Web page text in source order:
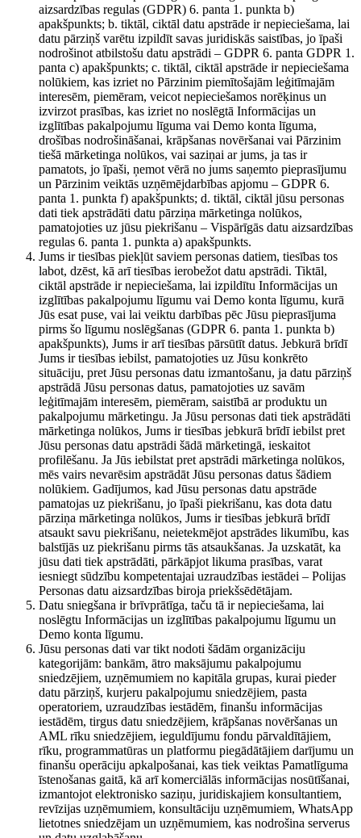
aizsardzības regulas (GDPR) 6. panta 1. punkta b)
apakšpunkts; b. tiktāl, ciktāl datu apstrāde ir nepieciešama, lai
datu pārziņš varētu izpildīt savas juridiskās saistības, jo īpaši
nodrošinot atbilstošu datu apstrādi – GDPR 6. panta GDPR 1.
panta c) apakšpunkts; c. tiktāl, ciktāl apstrāde ir nepieciešama
nolūkiem, kas izriet no Pārzinim piemītošajām leģitīmajām
interesēm, piemēram, veicot nepieciešamos norēķinus un
izvirzot prasības, kas izriet no noslēgtā Informācijas un
izglītības pakalpojumu līguma vai Demo konta līguma,
drošības nodrošināšanai, krāpšanas novēršanai vai Pārzinim
tiešā mārketinga nolūkos, vai saziņai ar jums, ja tas ir
pamatots, jo īpaši, ņemot vērā no jums saņemto pieprasījumu
un Pārzinim veiktās uzņēmējdarbības apjomu – GDPR 6.
panta 1. punkta f) apakšpunkts; d. tiktāl, ciktāl jūsu personas
dati tiek apstrādāti datu pārziņa mārketinga nolūkos,
pamatojoties uz jūsu piekrišanu – Vispārīgās datu aizsardzības
regulas 6. panta 1. punkta a) apakšpunkts.
Jums ir tiesības piekļūt saviem personas datiem, tiesības tos
labot, dzēst, kā arī tiesības ierobežot datu apstrādi. Tiktāl,
ciktāl apstrāde ir nepieciešama, lai izpildītu Informācijas un
izglītības pakalpojumu līgumu vai Demo konta līgumu, kurā
Jūs esat puse, vai lai veiktu darbības pēc Jūsu pieprasījuma
pirms šo līgumu noslēgšanas (GDPR 6. panta 1. punkta b)
apakšpunkts), Jums ir arī tiesības pārsūtīt datus. Jebkurā brīdī
Jums ir tiesības iebilst, pamatojoties uz Jūsu konkrēto
situāciju, pret Jūsu personas datu izmantošanu, ja datu pārziņš
apstrādā Jūsu personas datus, pamatojoties uz savām
leģitīmajām interesēm, piemēram, saistībā ar produktu un
pakalpojumu mārketingu. Ja Jūsu personas dati tiek apstrādāti
mārketinga nolūkos, Jums ir tiesības jebkurā brīdī iebilst pret
Jūsu personas datu apstrādi šādā mārketingā, ieskaitot
profilēšanu. Ja Jūs iebilstat pret apstrādi mārketinga nolūkos,
mēs vairs nevarēsim apstrādāt Jūsu personas datus šādiem
nolūkiem. Gadījumos, kad Jūsu personas datu apstrāde
pamatojas uz piekrišanu, jo īpaši piekrišanu, kas dota datu
pārziņa mārketinga nolūkos, Jums ir tiesības jebkurā brīdī
atsaukt savu piekrišanu, neietekmējot apstrādes likumību, kas
balstījās uz piekrišanu pirms tās atsaukšanas. Ja uzskatāt, ka
jūsu dati tiek apstrādāti, pārkāpjot likuma prasības, varat
iesniegt sūdzību kompetentajai uzraudzības iestādei – Polijas
Personas datu aizsardzības biroja priekšsēdētājam.
Datu sniegšana ir brīvprātīga, taču tā ir nepieciešama, lai
noslēgtu Informācijas un izglītības pakalpojumu līgumu un
Demo konta līgumu.
Jūsu personas dati var tikt nodoti šādām organizāciju
kategorijām: bankām, ātro maksājumu pakalpojumu
sniedzējiem, uzņēmumiem no kapitāla grupas, kurai pieder
datu pārziņš, kurjeru pakalpojumu sniedzējiem, pasta
operatoriem, uzraudzības iestādēm, finanšu informācijas
iestādēm, tirgus datu sniedzējiem, krāpšanas novēršanas un
AML rīku sniedzējiem, ieguldījumu fondu pārvaldītājiem,
rīku, programmatūras un platformu piegādātājiem darījumu un
finanšu operāciju apkalpošanai, kas tiek veiktas Pamatlīguma
īstenošanas gaitā, kā arī komerciālās informācijas nosūtīšanai,
izmantojot elektronisko saziņu, juridiskajiem konsultantiem,
revīzijas uzņēmumiem, konsultāciju uzņēmumiem, WhatsApp
lietotnes sniedzējam un uzņēmumiem, kas nodrošina serverus